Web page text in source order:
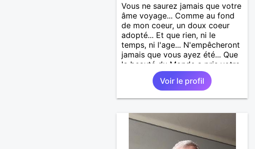
Vous ne saurez jamais que votre
âme voyage... Comme au fond
de mon coeur, un doux coeur
adopté... Et que rien, ni le
temps, ni l'age... N'empêcheront
jamais que vous ayez été... Que
la beauté du Monde a pris votre
visage... Vous ne saurez jamais
que j’emporte votre âme...
Comme une lampe d’or qui
Voir le profil